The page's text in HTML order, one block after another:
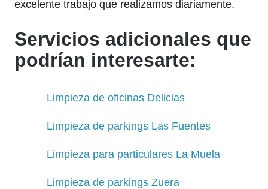
excelente trabajo que realizamos diariamente.
Servicios adicionales que
podrían interesarte:
Limpieza de oficinas Delicias
Limpieza de parkings Las Fuentes
Limpieza para particulares La Muela
Limpieza de parkings Zuera